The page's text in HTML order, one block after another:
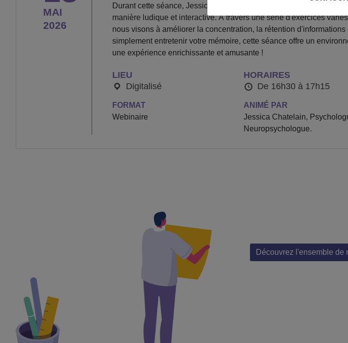
MAI
2026
Durant cette séance, Jessica Chatelain, Psychologue-
manière ludique et interactive. À travers une série d'exercices
nous visons à améliorer la concentration, la rétention
simplement entretenir votre mémoire, cette séance offre un
une expérience enrichissante et amusante !
LIEU
Digitalisé
HORAIRES
De 16h30 à 17h15
FORMAT
Webinaire
ANIMÉ PAR
Jessica Chatelain,
Neuropsychologue.
Découvrez l'ensemble de